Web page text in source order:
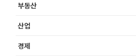
부동산
산업
경제